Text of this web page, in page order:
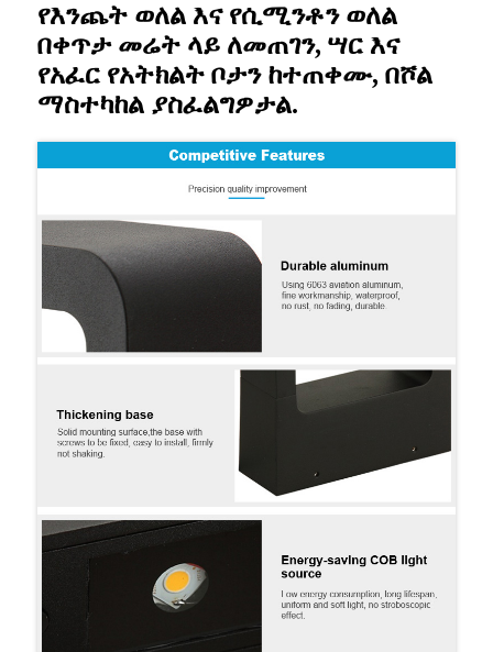
የእንጨት ወለል እና የሲሚንቶን ወለል
በቀጥታ መሬት ላይ ለመጠገን, ሣር እና
የአፈር የአትክልት ቦታን ከተጠቀሙ, በሾል
ማስተካከል ያስፈልግዎታል.